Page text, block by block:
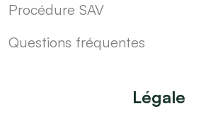
Procédure SAV
Questions fréquentes
Légale